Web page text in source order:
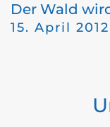
Der Wald
15. April 2012